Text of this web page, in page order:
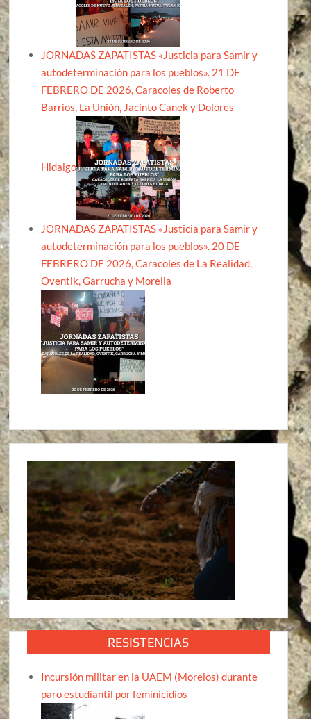
JORNADAS ZAPATISTAS «Justicia para Samir y
autodeterminación para los pueblos». 21 DE
FEBRERO DE 2026, Caracoles de Roberto
Barrios, La Unión, Jacinto Canek y Dolores
Hidalgo
JORNADAS ZAPATISTAS «Justicia para Samir y
autodeterminación para los pueblos». 20 DE
FEBRERO DE 2026, Caracoles de La Realidad,
Oventik, Garrucha y Morelia
RESISTENCIAS
Incursión militar en la UAEM (Morelos) durante
paro estudiantil por feminicidios